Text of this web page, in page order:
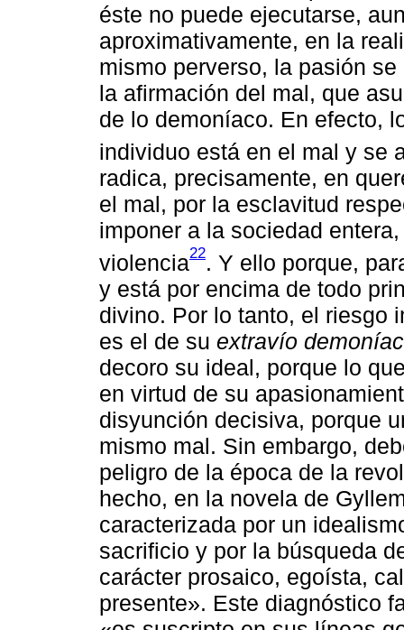
éste no puede ejecutarse,
aproximativamente, en la
mismo perverso, la pasión
la afirmación del mal, que
de lo demoníaco. En efecto,
individuo está en el mal y se
radica, precisamente, en
el mal, por la esclavitud
imponer a la sociedad
violencia22. Y ello porque,
y está por encima de todo
divino. Por lo tanto, el riesgo
es el de su extravío
decoro su ideal, porque lo
en virtud de su
disyunción decisiva, porque
mismo mal. Sin embargo,
peligro de la época de la
hecho, en la novela de
caracterizada por un
sacrificio y por la búsqueda
carácter prosaico, egoísta,
presente». Este diagnóstico